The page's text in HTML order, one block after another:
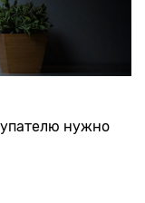
нужно